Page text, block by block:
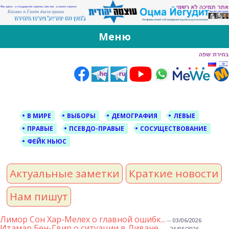
За Оцма Йегудит
עוצמה יהודית ברוסית ובעברית
Меню
В МИРЕ ВЫБОРЫ ДЕМОГРАФИЯ
ЛЕВЫЕ
ПРАВЫЕ
ПСЕВДО-ПРАВЫЕ
СОСУЩЕСТВОВАНИЕ
ФЕЙК НЬЮС
Актуальные заметки
Краткие новости
Нам пишут
Лимор Сон Хар-Мелех о главной ошибк... -- 03/06/2026